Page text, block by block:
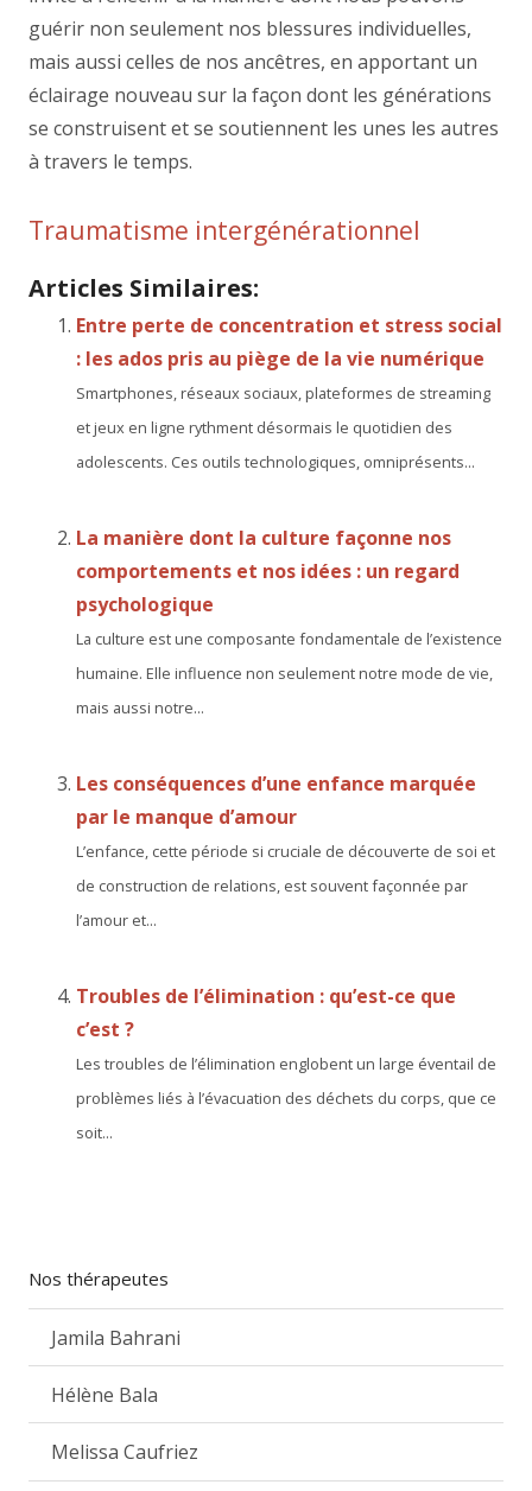
guérir non seulement nos blessures individuelles,
mais aussi celles de nos ancêtres, en apportant un
éclairage nouveau sur la façon dont les générations
se construisent et se soutiennent les unes les autres
à travers le temps.
Traumatisme intergénérationnel
Articles Similaires:
Entre perte de concentration et stress social
: les ados pris au piège de la vie numérique
Smartphones, réseaux sociaux, plateformes de streaming
et jeux en ligne rythment désormais le quotidien des
adolescents. Ces outils technologiques, omniprésents...
La manière dont la culture façonne nos
comportements et nos idées : un regard
psychologique
La culture est une composante fondamentale de l’existence
humaine. Elle influence non seulement notre mode de vie,
mais aussi notre...
Les conséquences d’une enfance marquée
par le manque d’amour
L’enfance, cette période si cruciale de découverte de soi et
de construction de relations, est souvent façonnée par
l’amour et...
Troubles de l’élimination : qu’est-ce que
c’est ?
Les troubles de l’élimination englobent un large éventail de
problèmes liés à l’évacuation des déchets du corps, que ce
soit...
Nos thérapeutes
Jamila Bahrani
Hélène Bala
Melissa Caufriez